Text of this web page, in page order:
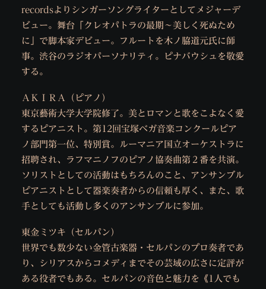
recordsよりシンガーソングライターとしてメジャーデ
ビュー。舞台「クレオパトラの最期～美しく死ぬため
に」で脚本家デビュー。フルートを木ノ脇道元氏に師
事。渋谷のラジオパーソナリティ。ピナバウシュを敬愛
する。
ＡＫＩＲＡ（ピアノ）
東京藝術大学大学院修了。美とロマンと歌をこよなく愛
するピアニスト。第12回宝塚ベガ音楽コンクールピア
ノ部門第一位、特別賞。ルーマニア国立オーケストラに
招聘され、ラフマニノフのピアノ協奏曲第２番を共演。
ソリストとしての活動はもちろんのこと、アンサンブル
ピアニストとして器楽奏者からの信頼も厚く、また、歌
手としても活動し多くのアンサンブルに参加。
東金ミツキ（セルパン）
世界でも数少ない金管古楽器・セルパンのプロ奏者であ
り、シリアスからコメディまでその芸域の広さに定評が
ある役者でもある。セルパンの音色と魅力を《1人でも